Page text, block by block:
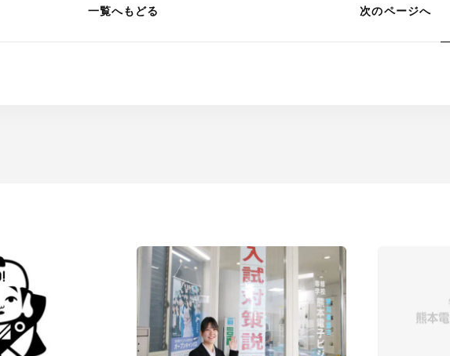
学費・学費サポート
よくあるご質問
採用情報
一覧へもどる 次のページへ